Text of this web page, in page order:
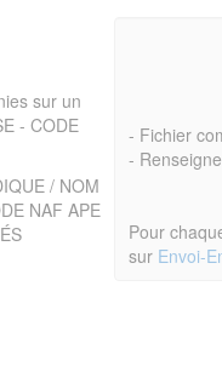
- Fichier
-
Pour
sur Envoi-
sur un
- CODE
/ NOM
NAF APE